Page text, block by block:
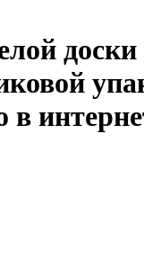
доски
в